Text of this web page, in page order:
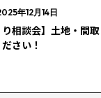
年12月14日
り相談会】土地・間
さい！